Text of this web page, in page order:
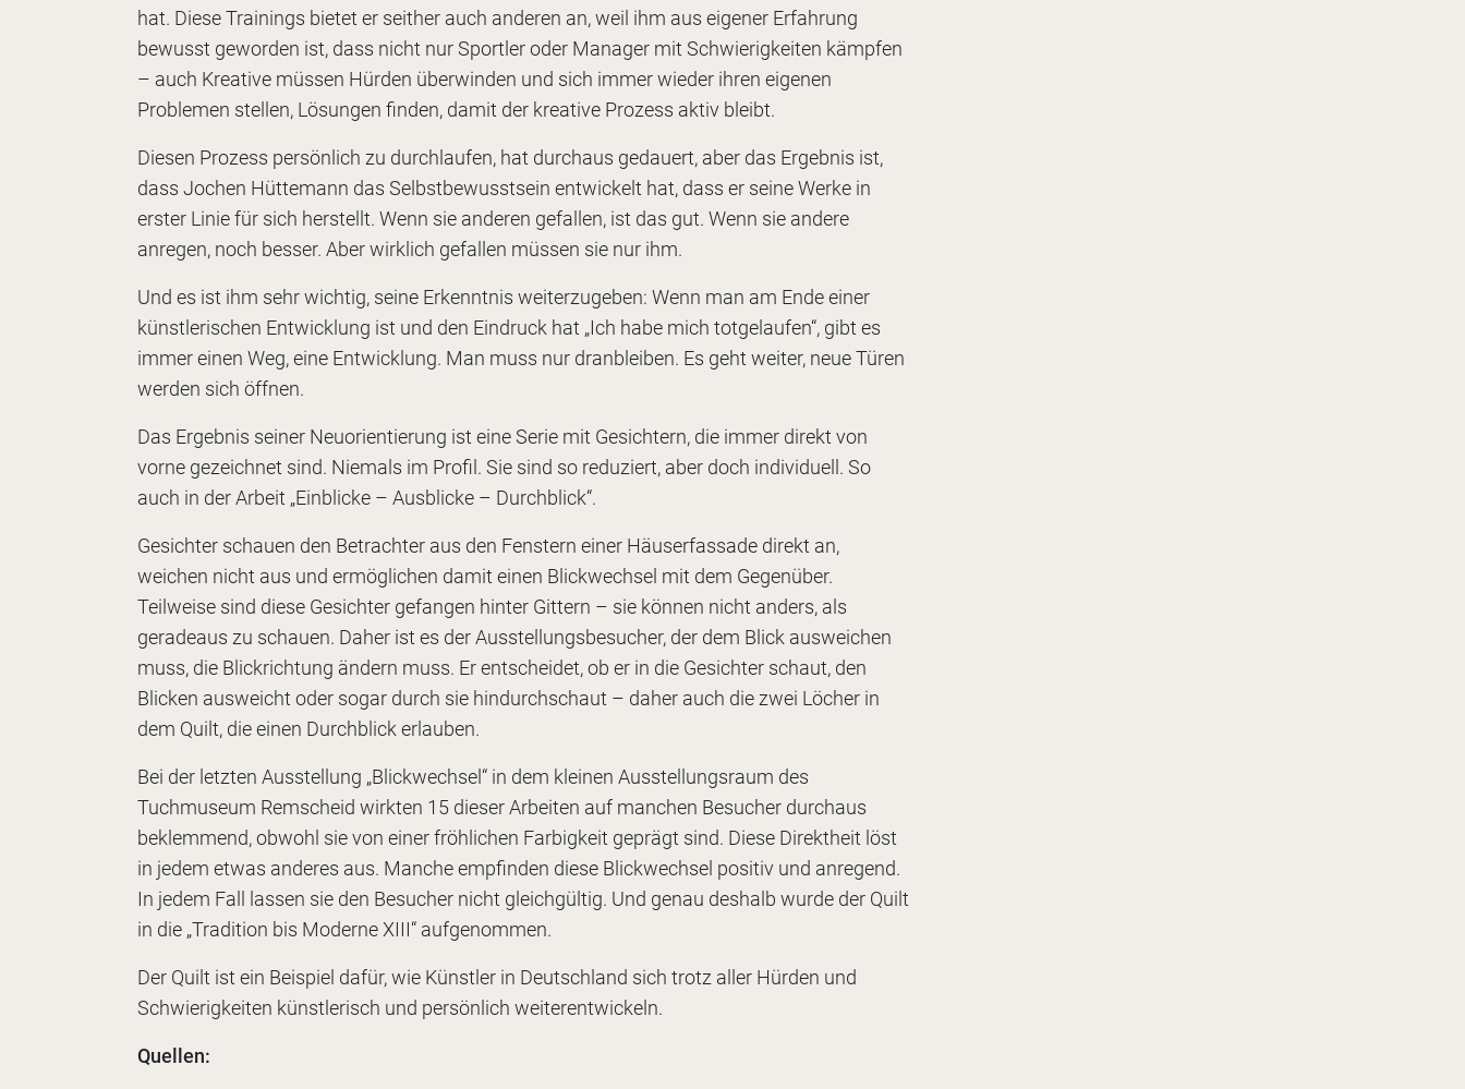
hat. Diese Trainings bietet er seither auch anderen an, weil ihm aus eigener Erfahrung
bewusst geworden ist, dass nicht nur Sportler oder Manager mit Schwierigkeiten kämpfen
– auch Kreative müssen Hürden überwinden und sich immer wieder ihren eigenen
Problemen stellen, Lösungen finden, damit der kreative Prozess aktiv bleibt.
Diesen Prozess persönlich zu durchlaufen, hat durchaus gedauert, aber das Ergebnis ist,
dass Jochen Hüttemann das Selbstbewusstsein entwickelt hat, dass er seine Werke in
erster Linie für sich herstellt. Wenn sie anderen gefallen, ist das gut. Wenn sie andere
anregen, noch besser. Aber wirklich gefallen müssen sie nur ihm.
Und es ist ihm sehr wichtig, seine Erkenntnis weiterzugeben: Wenn man am Ende einer
künstlerischen Entwicklung ist und den Eindruck hat „Ich habe mich totgelaufen“, gibt es
immer einen Weg, eine Entwicklung. Man muss nur dranbleiben. Es geht weiter, neue Türen
werden sich öffnen.
Das Ergebnis seiner Neuorientierung ist eine Serie mit Gesichtern, die immer direkt von
vorne gezeichnet sind. Niemals im Profil. Sie sind so reduziert, aber doch individuell. So
auch in der Arbeit „Einblicke – Ausblicke – Durchblick“.
Gesichter schauen den Betrachter aus den Fenstern einer Häuserfassade direkt an,
weichen nicht aus und ermöglichen damit einen Blickwechsel mit dem Gegenüber.
Teilweise sind diese Gesichter gefangen hinter Gittern – sie können nicht anders, als
geradeaus zu schauen. Daher ist es der Ausstellungsbesucher, der dem Blick ausweichen
muss, die Blickrichtung ändern muss. Er entscheidet, ob er in die Gesichter schaut, den
Blicken ausweicht oder sogar durch sie hindurchschaut – daher auch die zwei Löcher in
dem Quilt, die einen Durchblick erlauben.
Bei der letzten Ausstellung „Blickwechsel“ in dem kleinen Ausstellungsraum des
Tuchmuseum Remscheid wirkten 15 dieser Arbeiten auf manchen Besucher durchaus
beklemmend, obwohl sie von einer fröhlichen Farbigkeit geprägt sind. Diese Direktheit löst
in jedem etwas anderes aus. Manche empfinden diese Blickwechsel positiv und anregend.
In jedem Fall lassen sie den Besucher nicht gleichgültig. Und genau deshalb wurde der Quilt
in die „Tradition bis Moderne XIII“ aufgenommen.
Der Quilt ist ein Beispiel dafür, wie Künstler in Deutschland sich trotz aller Hürden und
Schwierigkeiten künstlerisch und persönlich weiterentwickeln.
Quellen: